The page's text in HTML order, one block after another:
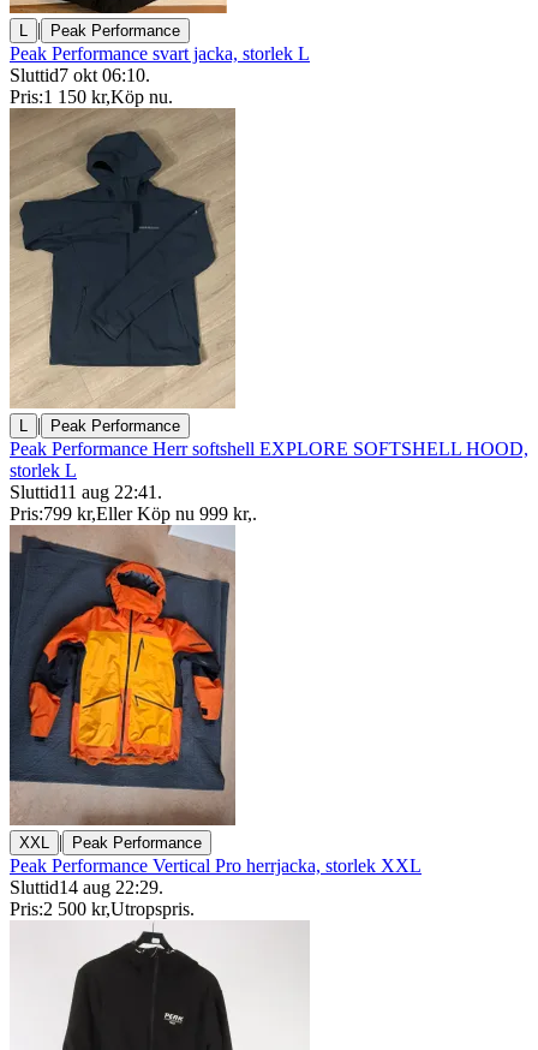
L | Peak Performance
Peak Performance svart jacka, storlek L
Sluttid7 okt 06:10.
Pris:1 150 kr,Köp nu.
L | Peak Performance
Peak Performance Herr softshell EXPLORE SOFTSHELL HOOD,
storlek L
Sluttid11 aug 22:41 .
Pris:799 kr,Eller Köp nu 999 kr,.
XXL | Peak Performance
Peak Performance Vertical Pro herrjacka, storlek XXL
Sluttid14 aug 22:29.
Pris:2 500 kr,Utropspris.